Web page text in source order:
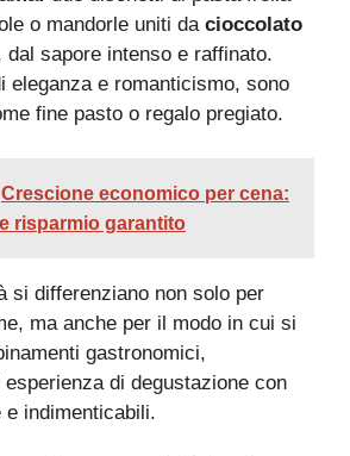
o mandorle uniti da cioccolato
dal sapore intenso e raffinato.
eleganza e romanticismo, sono
fine pasto o regalo pregiato.
Crescione economico per cena:
risparmio garantito
si differenziano non solo per
ma anche per il modo in cui si
gastronomici,
di degustazione con
indimenticabili.